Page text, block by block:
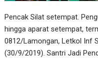
Pencak Silat setempat.
hingga aparat setempat,
0812/Lamongan, Letkol Inf
(30/9/2019). Santri Jadi